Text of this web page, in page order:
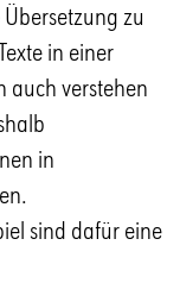
zu
in einer
auch verstehen
in
sind dafür eine